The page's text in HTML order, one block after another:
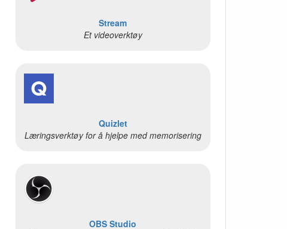
Stream
Et videoverktøy
Quizlet
Læringsverktøy for å hjelpe med memorisering
OBS Studio